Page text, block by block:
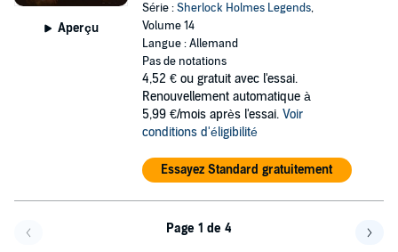
Aperçu
Série :Sherlock Holmes Legends,
Volume 14
Langue : Allemand
Pas de notations
4,52 € ou gratuit avec l'essai.
Renouvellement automatique à
5,99 €/mois après l'essai. Voir
conditions d'éligibilité
Essayez Standard gratuitement
Page 1 de 4